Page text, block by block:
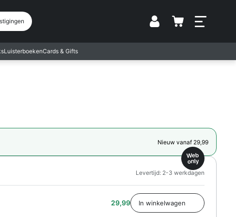
Vestiging
LuisterboekenCards & Gifts
Nieuw vanaf 29,99
Web
only
29,99
Levertijd: 2-3 werkdagen